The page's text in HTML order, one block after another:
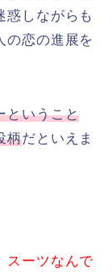
惑しながらも
の恋の進展を
ということ
柄だといえま
スーツなんで